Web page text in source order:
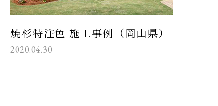
焼杉特注色 施工事例（岡山県）
2020.04.30